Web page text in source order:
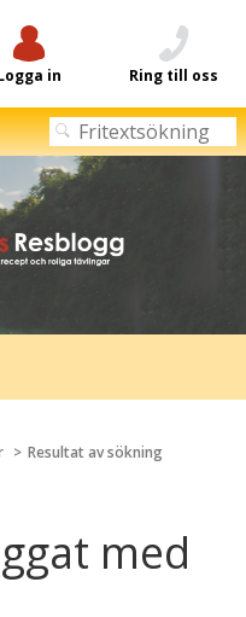
in Ring till oss
Resultat av sökning
med